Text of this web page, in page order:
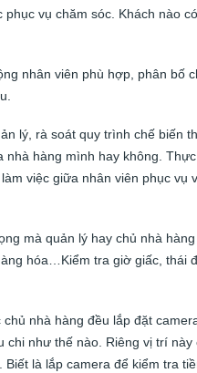
vụ chăm sóc. Khách nào có
nhân viên phù hợp, phân bố
lý, rà soát quy trình chế biến
nhà hàng mình hay không. Thực
việc giữa nhân viên phục vụ
mà quản lý hay chủ nhà hàng
hóa…Kiểm tra giờ giấc, thái
nhà hàng đều lắp đặt
chi như thế nào. Riêng vị trí này
là lắp camera để kiểm tra